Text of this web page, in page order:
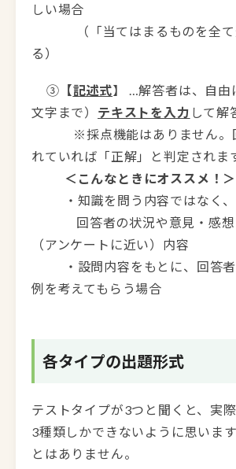
しい場合
（「当てはまるものを全て
る）
③ 【記述式】 …解答者は、自由
文字まで） テキストを入力 して解
※採点機能はありません。
れていれば「正解」と判定されま
＜こんなときにオススメ！＞
・知識を問う内容ではなく、
回答者の状況や意見・感想
（アンケートに近い）内容
・設問内容をもとに、回答
例を考えてもらう場合
各タイプの出題形式
テストタイプが3つと聞くと、実
3種類しかできないように思いま
とはありません。